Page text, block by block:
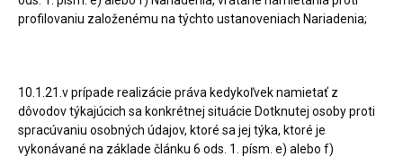
profilovaniu založenému na týchto ustanoveniach Nariadenia;
10.1.21.v prípade realizácie práva kedykoľvek namietať z
dôvodov týkajúcich sa konkrétnej situácie Dotknutej osoby proti
spracúvaniu osobných údajov, ktoré sa jej týka, ktoré je
vykonávané na základe článku 6 ods. 1. písm. e) alebo f)